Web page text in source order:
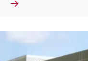
Lees verder